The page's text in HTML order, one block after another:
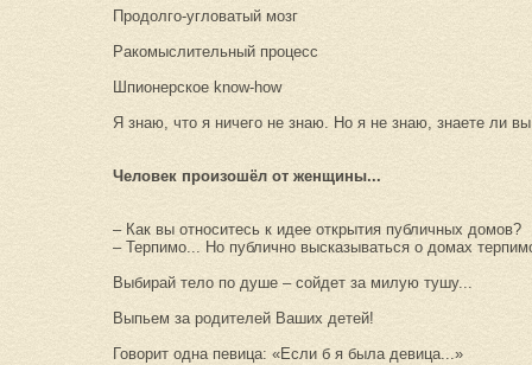
Продолго-угловатый мозг
Ракомыслительный процесс
Шпионерское know-how
Я знаю, что я ничего не знаю. Но я не знаю, знаете ли
Человек произошёл от женщины...
– Как вы относитесь к идее открытия публичных домов?
– Терпимо... Но публично высказываться о домах
Выбирай тело по душе – сойдет за милую тушу...
Выпьем за родителей Ваших детей!
Говорит одна певица: «Если б я была девица...»